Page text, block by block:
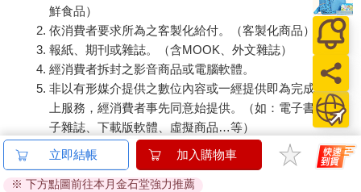
對內向者來說，有效的人脈經營根本就不像傳統的那樣。根據我
的學習、經驗和教學，我發現內向者在真正有效的人脈經營方式
上，反而具備天生的優勢——重點不是拚人數、看誰聊的多，而
是擁有策略、做好準備、反覆練習，並且懂得如何和社交場合中
少數幾個「對的人」建立更深的關係。
換句話說，我們依靠的是完全不同的技巧。
這樣的轉變來得正是時候，因為舊有的人脈經營方式正迅速過
時。現在的人只要拿出手機，就能了解你的一切：你的背景、你
賣的產品評價、你的社群互動、工作經歷，甚至你上週末做了些
什麼。我們似乎又回到那個「人人彼此熟識」的時代——或者至
鮮食品）
依消費者要求所為之客製化給付。（客製化商品）
報紙、期刊或雜誌。（含MOOK、外文雜誌）
經消費者拆封之影音商品或電腦軟體。
非以有形媒介提供之數位內容或一經提供即為完成之線
上服務，經消費者事先同意始提供。（如：電子書、電
子雜誌、下載版軟體、虛擬商品…等）
已拆封之個人衛生用品。（如：內衣褲、刮鬍刀、除毛
若非上列種類商品，均享有到貨7天的猶豫期（含例假
立即結帳 加入購物車
※ 下方點圖前往本月金石堂強力推薦